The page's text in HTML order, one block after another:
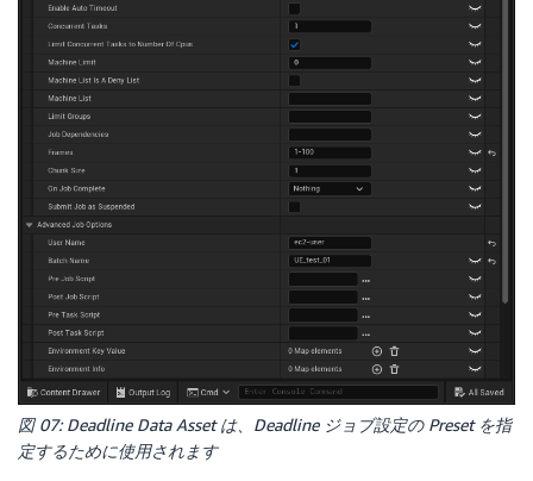
図 07: Deadline Data Asset は、Deadline ジョブ設定の Preset を指
定するために使用されます